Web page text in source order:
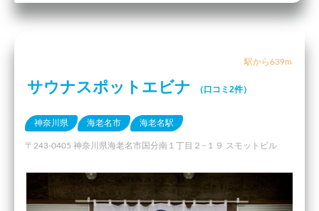
駅から639m
サウナスポットエビナ （口コミ2件）
神奈川県 海老名市 海老名駅
〒243-0405 神奈川県海老名市国分南１丁目２−１９ スモットビル